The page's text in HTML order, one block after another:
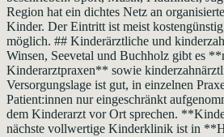
Region hat ein dichtes Netz an
Kinder. Der Eintritt ist meist
möglich. ## Kinderärztliche und
Winsen, Seevetal und Buchholz gibt es
Kinderarztpraxen** sowie
Versorgungslage ist gut, in einzelnen
Patient:innen nur eingeschränkt
dem Kinderarzt vor Ort sprechen.
nächste vollwertige Kinderklinik ist in